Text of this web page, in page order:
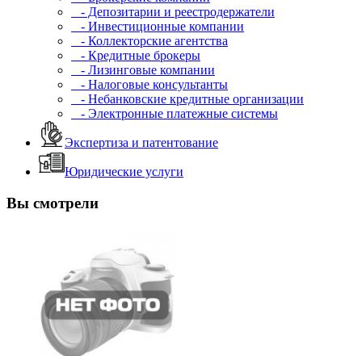
- Депозитарии и реестродержатели
- Инвестиционные компании
- Коллекторские агентства
- Кредитные брокеры
- Лизинговые компании
- Налоговые консультанты
- Небанковские кредитные организации
- Электронные платежные системы
Экспертиза и патентование
Юридические услуги
Вы смотрели